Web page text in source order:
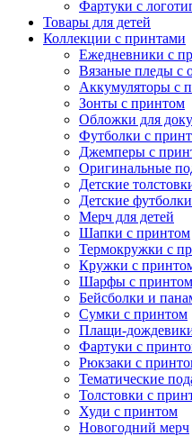
Фартуки с
Товары для детей
Коллекции с принтами
Ежедневники с
Вязаные пледы с
Аккумуляторы с
Зонты с принтом
Обложки для
Футболки с
Джемперы с
Оригинальные
Детские
Детские
Мерч для детей
Шапки с принтом
Термокружки с
Кружки с
Шарфы с принтом
Бейсболки и
Сумки с принтом
Плащи-
Фартуки с
Рюкзаки с
Тематические
Толстовки с
Худи с принтом
Новогодний мерч